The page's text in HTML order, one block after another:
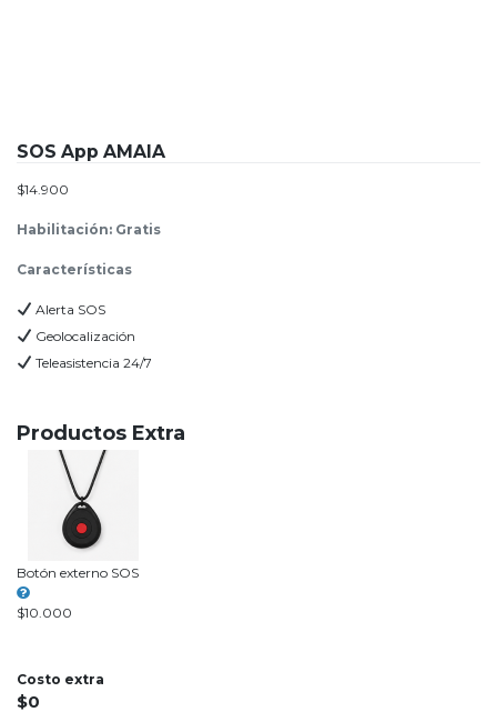
SOS App AMAIA
$14.900
Habilitación: Gratis
Características
Alerta SOS
Geolocalización
Teleasistencia 24/7
Productos Extra
Botón externo SOS
$10.000
Costo extra
$0